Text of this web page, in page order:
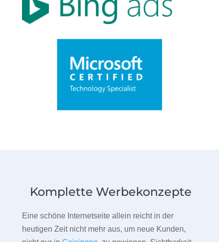
Komplette Werbekonzepte
Eine schöne Internetseite allein reicht in der
heutigen Zeit nicht mehr aus, um neue Kunden,